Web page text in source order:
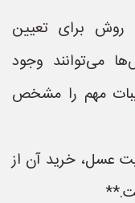
روش برای تعیین
می‌توانند وجود
مهم را مشخص
عسل، خرید آن از